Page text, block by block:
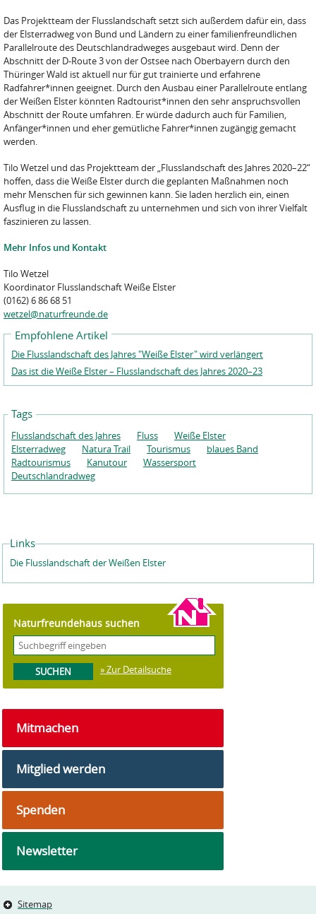
Das Projektteam der Flusslandschaft setzt sich außerdem dafür ein, dass
der Elsterradweg von Bund und Ländern zu einer familienfreundlichen
Parallelroute des Deutschlandradweges ausgebaut wird. Denn der
Abschnitt der D-Route 3 von der Ostsee nach Oberbayern durch den
Thüringer Wald ist aktuell nur für gut trainierte und erfahrene
Radfahrer*innen geeignet. Durch den Ausbau einer Parallelroute entlang
der Weißen Elster könnten Radtourist*innen den sehr anspruchsvollen
Abschnitt der Route umfahren. Er würde dadurch auch für Familien,
Anfänger*innen und eher gemütliche Fahrer*innen zugängig gemacht
werden.
Tilo Wetzel und das Projektteam der „Flusslandschaft des Jahres 2020–22“
hoffen, dass die Weiße Elster durch die geplanten Maßnahmen noch
mehr Menschen für sich gewinnen kann. Sie laden herzlich ein, einen
Ausflug in die Flusslandschaft zu unternehmen und sich von ihrer Vielfalt
faszinieren zu lassen.
Mehr Infos und Kontakt
Tilo Wetzel
Koordinator Flusslandschaft Weiße Elster
(0162) 6 86 68 51
wetzel@naturfreunde.de
Empfohlene Artikel
Die Flusslandschaft des Jahres "Weiße Elster" wird verlängert
Das ist die Weiße Elster – Flusslandschaft des Jahres 2020–23
Tags
Flusslandschaft des Jahres Fluss
Weiße Elster
Elsterradweg
Natura Trail Tourismus
blaues Band
Radtourismus
Kanutour
Wassersport
Deutschlandradweg
Links
Die Flusslandschaft der Weißen Elster
Naturfreundehaus suchen
» Zur Detailsuche
Mitmachen
Mitglied werden
Spenden
Newsletter
Sitemap